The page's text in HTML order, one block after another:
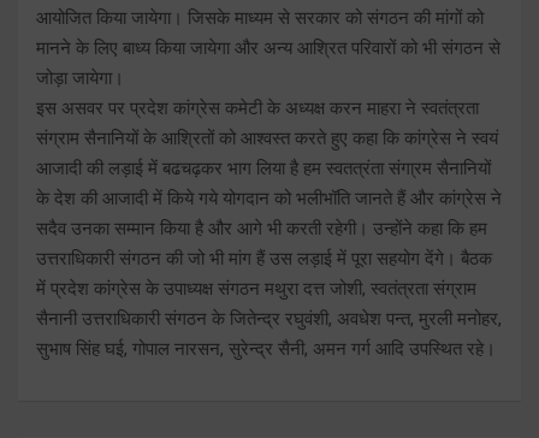
आयोजित किया जायेगा। जिसके माध्यम से सरकार को संगठन की मांगों को
मानने के लिए बाध्य किया जायेगा और अन्य आश्रित परिवारों को भी संगठन से
जोड़ा जायेगा।
इस असवर पर प्रदेश कांग्रेस कमेटी के अध्यक्ष करन माहरा ने स्वतंत्रता
संग्राम सैनानियों के आश्रितों को आश्वस्त करते हुए कहा कि कांग्रेस ने स्वयं
आजादी की लड़ाई में बढचढ़कर भाग लिया है हम स्वतत्रंता संगा्रम सैनानियों
के देश की आजादी में किये गये योगदान को भलीभॉति जानते हैं और कांग्रेस ने
सदैव उनका सम्मान किया है और आगे भी करती रहेगी। उन्होंने कहा कि हम
उत्तराधिकारी संगठन की जो भी मांग हैं उस लड़ाई में पूरा सहयोग देंगे। बैठक
में प्रदेश कांग्रेस के उपाध्यक्ष संगठन मथुरा दत्त जोशी, स्वतंत्रता संग्राम
सैनानी उत्तराधिकारी संगठन के जितेन्द्र रघुवंशी, अवधेश पन्त, मुरली मनोहर,
सुभाष सिंह घई, गोपाल नारसन, सुरेन्द्र सैनी, अमन गर्ग आदि उपस्थित रहे।